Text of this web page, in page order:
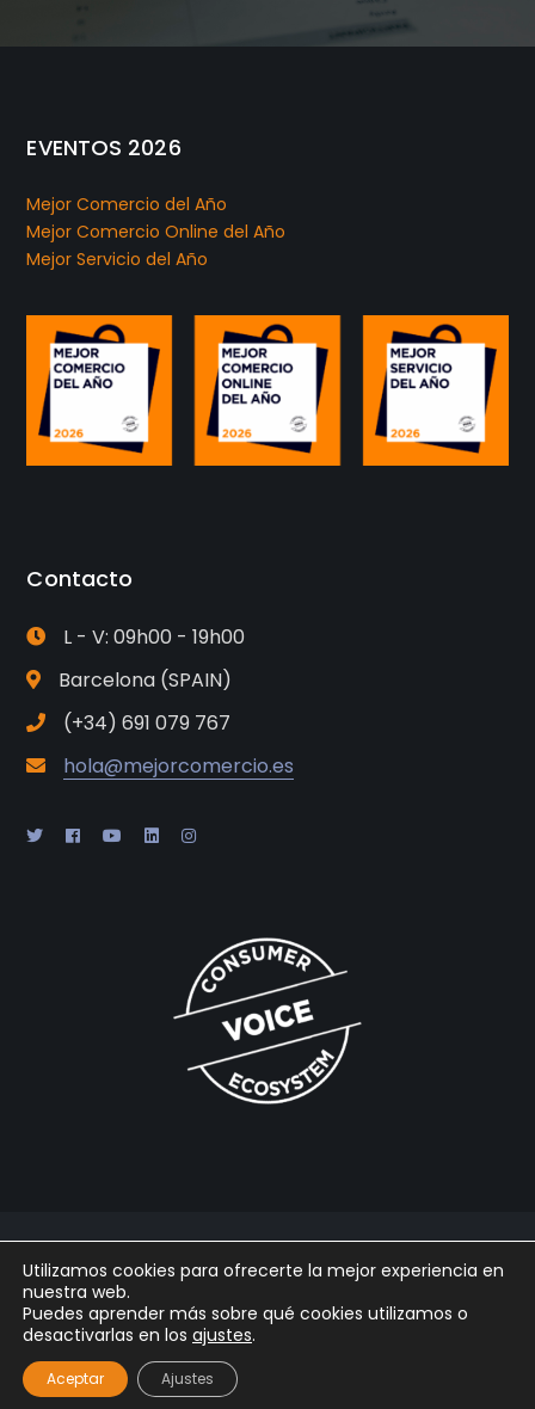
EVENTOS 2026
Mejor Comercio del Año
Mejor Comercio Online del Año
Mejor Servicio del Año
Contacto
L - V: 09h00 - 19h00
Barcelona (SPAIN)
(+34) 691 079 767
hola@mejorcomercio.es
2025 © Gabaon Conseil SL | Legal| Cookies Privacidad
Powered by
Arpaclick
Utilizamos cookies para ofrecerte la mejor experiencia en
nuestra web.
Puedes aprender más sobre qué cookies utilizamos o
desactivarlas en los ajustes.
Aceptar Ajustes